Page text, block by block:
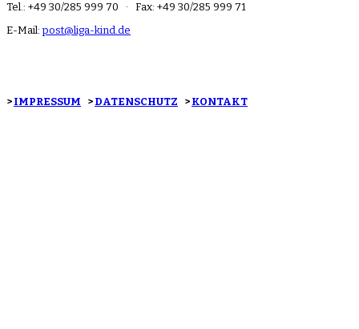
Tel.: +49 30/285 999 70 · Fax: +49 30/285 999 71
E-Mail:post@liga-kind.de
> IMPRESSUM > DATENSCHUTZ > KONTAKT